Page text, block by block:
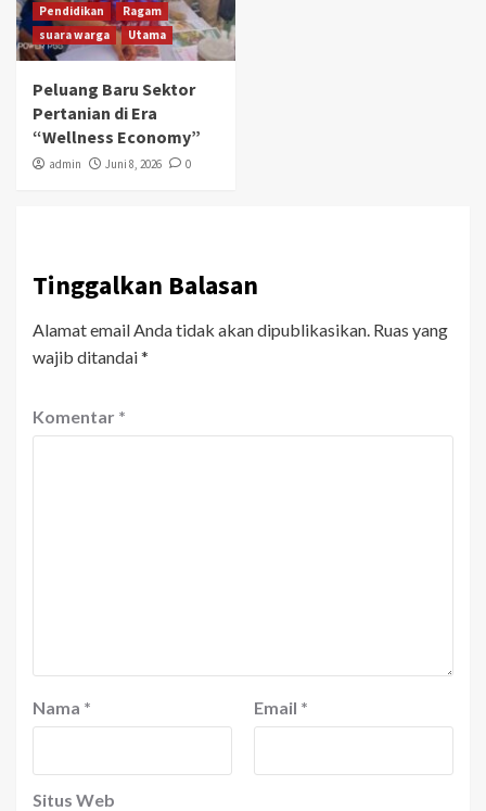
Pendidikan
Ragam
suara warga
Utama
Peluang Baru Sektor
Pertanian di Era
“Wellness Economy”
admin Juni 8, 2026 0
Tinggalkan Balasan
Alamat email Anda tidak akan dipublikasikan. Ruas yang
wajib ditandai*
Komentar *
Nama * Email *
Situs Web